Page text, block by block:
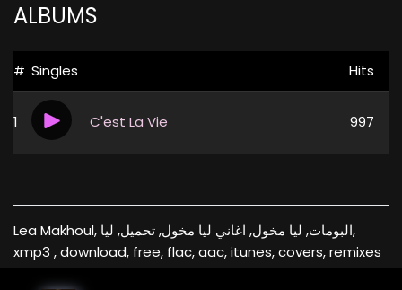
ALBUMS
# Singles Hits
1 C'est La Vie 997
Lea Makhoul, البومات, ليا مخول, اغاني ليا مخول, تحميل, ليا,
xmp3 , download, free, flac, aac, itunes, covers, remixes